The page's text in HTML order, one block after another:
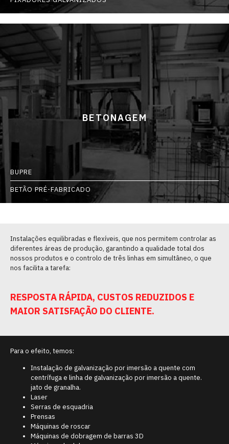
BUPRE
BETÃO PRÉ-FABRICADO
BETONAGEM
Instalações equilibradas e flexíveis, que nos permitem controlar as
diferentes áreas de produção, garantindo a qualidade total dos
nossos produtos e o controlo de três linhas em simultâneo, o que
nos facilita a tarefa:
RESPOSTA RÁPIDA, CUSTOS REDUZIDOS E
MAIOR SATISFAÇÃO DO CLIENTE.
Para o efeito, temos:
Instalação de galvanização por imersão a quente com
centrífuga e linha de galvanização por imersão a quente.
jato de granalha.
Laser
Serras de esquadria
Prensas
Máquinas de roscar
Máquinas de dobragem de barras 3D